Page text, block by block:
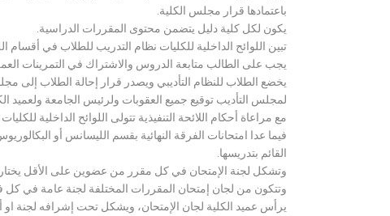
باعتمادها قرار مجلس الكلية.
يكون لكل كلية دليل يتضمن محتوى المقررات الدراسية.
تبين اللوائح الداخلية للكليات نظام التدريب للطلاب في أقسام
يجب على الطالب متابعة الدروس والاشتراك في التمرينات
يخضع الطلاب للنظام التأديبي ويصدر قرار إحالة الطلاب إلى
لمجلس التأديب توقيع جميع العقوبات ولرئيس الجامعة ولعميد
مع مراعاة أحكام اللائحة التنفيذية تتولى اللوائح الداخلية
فيما عدا امتحانات الفرقة النهائية بقسم الليسانس أو
القائم بتدريسها.
وتشكل لجنة الإمتحان في كل مقرر من عضوين على الأقل
وتتكون من لجان إمتحان المقررات المختلفة لجنة عامة في كل
يرأس عميد الكلية لجان الإمتحان، ويشكل تحت إشرافه لجنة او